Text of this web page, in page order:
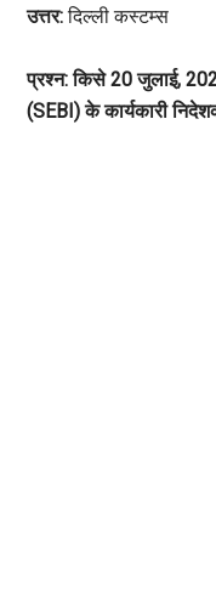
उत्तर:दिल्ली कस्टम्स
प्रश्न: किसे 20 जुलाई,
(SEBI) के कार्यकारी